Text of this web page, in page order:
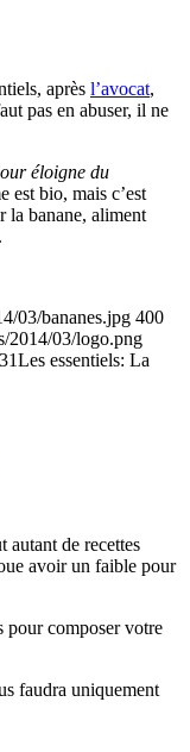
après l’avocat,
pas en abuser, il ne
éloigne du
bio, mais c’est
la banane, aliment
03/bananes.jpg 400
2014/03/logo.png
Les essentiels: La
autant de recettes
avoir un faible pour
pour composer votre
faudra uniquement